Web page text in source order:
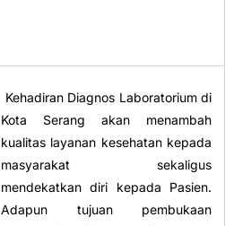
Kehadiran Diagnos Laboratorium di
Kota Serang akan menambah
kualitas layanan kesehatan kepada
masyarakat sekaligus
mendekatkan diri kepada Pasien.
Adapun tujuan pembukaan